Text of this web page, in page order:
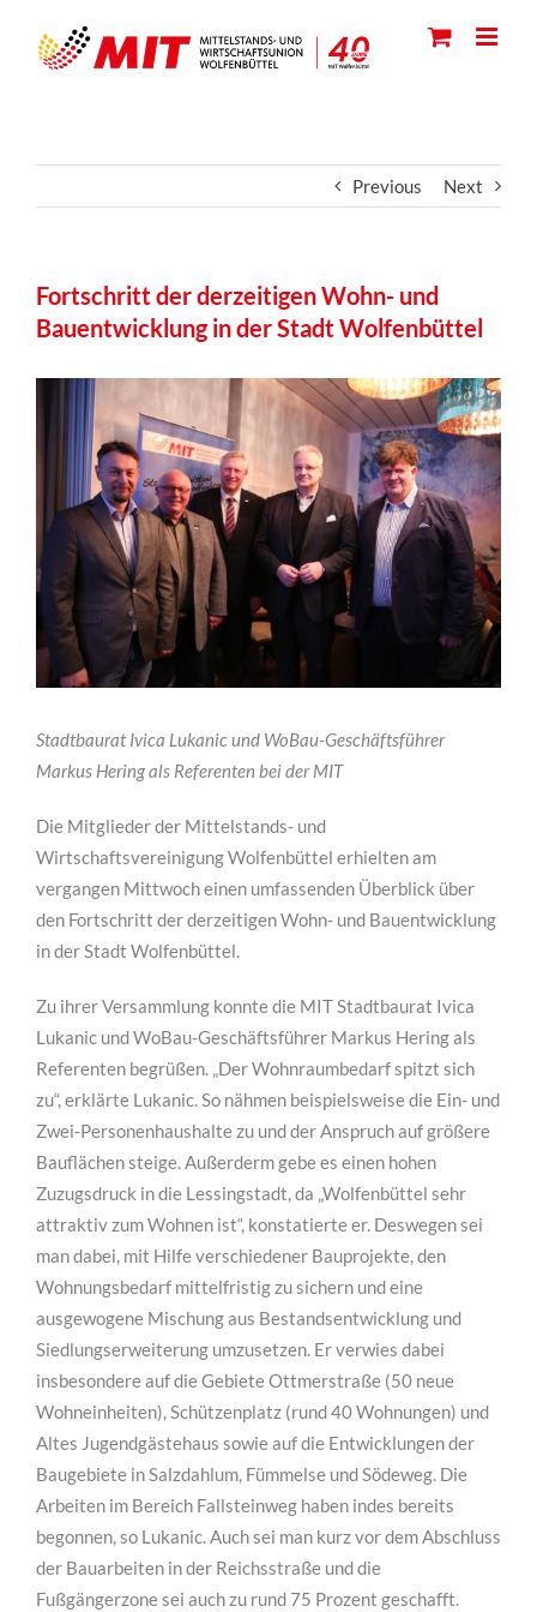
content
Previous Next
Fortschritt der derzeitigen Wohn- und
Bauentwicklung in der Stadt Wolfenbüttel
Larger
Stadtbaurat Ivica Lukanic und WoBau-Geschäftsführer
Markus Hering als Referenten bei der MIT
Die Mitglieder der Mittelstands- und
Wirtschaftsvereinigung Wolfenbüttel erhielten am
vergangen Mittwoch einen umfassenden Überblick über
den Fortschritt der derzeitigen Wohn- und Bauentwicklung
in der Stadt Wolfenbüttel.
Zu ihrer Versammlung konnte die MIT Stadtbaurat Ivica
Lukanic und WoBau-Geschäftsführer Markus Hering als
Referenten begrüßen. „Der Wohnraumbedarf spitzt sich
zu“, erklärte Lukanic. So nähmen beispielsweise die Ein- und
Zwei-Personenhaushalte zu und der Anspruch auf größere
Bauflächen steige. Außerderm gebe es einen hohen
Zuzugsdruck in die Lessingstadt, da „Wolfenbüttel sehr
attraktiv zum Wohnen ist“, konstatierte er. Deswegen sei
man dabei, mit Hilfe verschiedener Bauprojekte, den
Wohnungsbedarf mittelfristig zu sichern und eine
ausgewogene Mischung aus Bestandsentwicklung und
Siedlungserweiterung umzusetzen. Er verwies dabei
insbesondere auf die Gebiete Ottmerstraße (50 neue
Wohneinheiten), Schützenplatz (rund 40 Wohnungen) und
Altes Jugendgästehaus sowie auf die Entwicklungen der
Baugebiete in Salzdahlum, Fümmelse und Södeweg. Die
Arbeiten im Bereich Fallsteinweg haben indes bereits
begonnen, so Lukanic. Auch sei man kurz vor dem Abschluss
der Bauarbeiten in der Reichsstraße und die
Fußgängerzone sei auch zu rund 75 Prozent geschafft.